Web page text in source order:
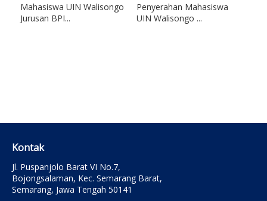
Mahasiswa UIN Walisongo
Jurusan BPI...
Penyerahan Mahasiswa
UIN Walisongo ...
Kontak
Jl. Puspanjolo Barat VI No.7,
Bojongsalaman, Kec. Semarang Barat,
Semarang, Jawa Tengah 50141